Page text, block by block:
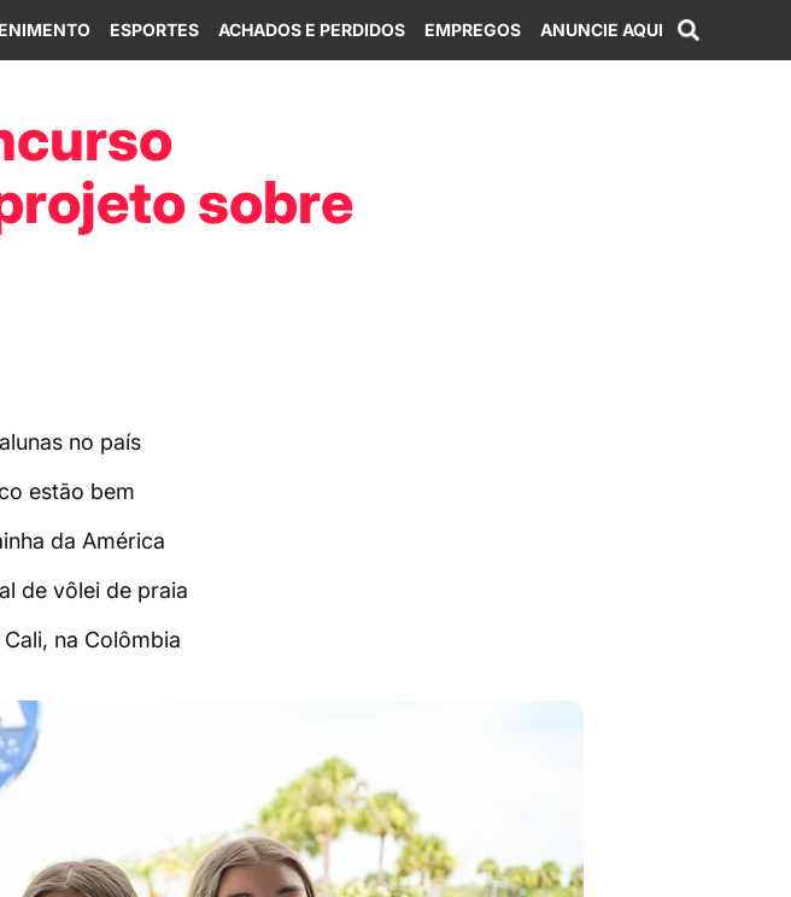
ESPORTES ACHADOS E PERDIDOS EMPREGOS ANUNCIE AQUI
sobre
no país
estão bem
da América
de vôlei de praia
na Colômbia